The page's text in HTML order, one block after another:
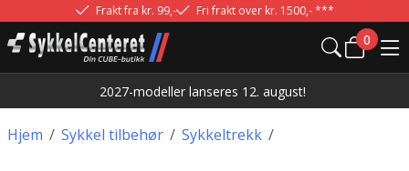
Frakt fra kr. 99,- Fri frakt over kr. 1500,- ***
0
2027-modeller lanseres 12. august!
/
Hjem /
Sykkel tilbehør /
Sykkeltrekk